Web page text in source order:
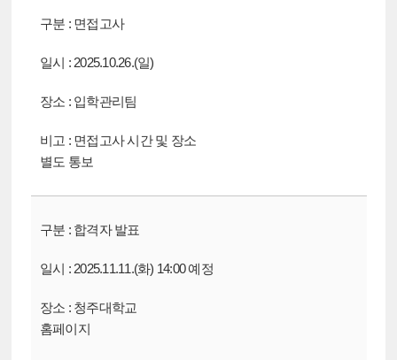
면접고사
2025.10.26.(일)
입학관리팀
면접고사 시간 및 장소
별도 통보
합격자 발표
2025.11.11.(화) 14:00 예정
청주대학교
홈페이지